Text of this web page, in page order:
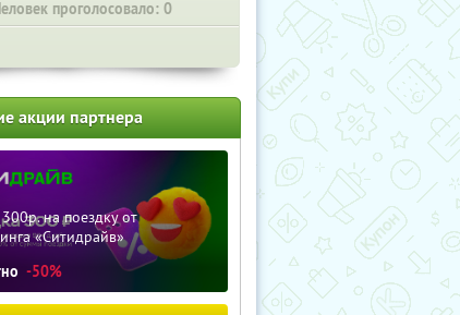
проголосовало: 0
акции партнера
на поездку от
«Ситидрайв»
-50%